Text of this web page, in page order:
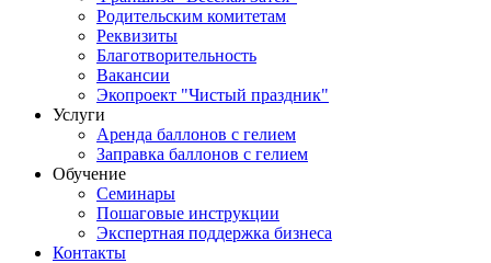
Родительским комитетам
Реквизиты
Благотворительность
Вакансии
Экопроект "Чистый праздник"
Услуги
Аренда баллонов с гелием
Заправка баллонов с гелием
Обучение
Семинары
Пошаговые инструкции
Экспертная поддержка бизнеса
Контакты